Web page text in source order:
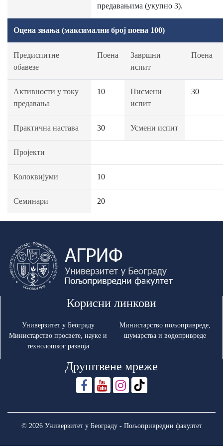
предавањима (укупно 3).
Оцена знања (максимални број поена 100)
Предиспитне
обавезе
Поена
Завршни
испит
Поена
Активности у току
предавања
10
Писмени
испит
30
Практична настава 30 Усмени испит
Пројекти
Колоквијуми 10
Семинари 20
Корисни линкови
Универзитет у Београду
Министарство просвете, науке и
технолошког развоја
Министарство пољопривреде,
шумарства и водопривреде
Друштвене мреже
© 2026 Универзитет у Београду - Пољопривредни факултет